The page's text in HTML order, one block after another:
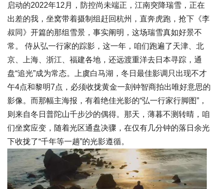
启动的2022年12月，防控尚未端正，江南突降瑞雪，正在
出差的我，坐窝带着摄制组赶回杭州，直奔虎跑，抢下《李
叔同》开篇的那组雪景，事实阐明，这场瑞雪真如好景不
常。 侍从弘一行家的踪影，这一年，咱们跑遍了天津、北
京、上海、浙江、福建各地，还远渡重洋去日本寻踪，通
盘“追光”成为常态。上虞白马湖，冬日最佳影调只出现不才
午4点和黎明7点，必须收拢黄金一刻钟智商拍出唯好意思的
影像。而那幅主海报，有着绝佳光影的“弘一行家行脚图”，
则来自冬日普陀山千步沙的偶得。那天，薄暮不测转晴，咱
们坐窝应变，随着光区通盘决骤，在仅有几分钟的落日余光
下收拢了“千年等一趟”的光影遵循。